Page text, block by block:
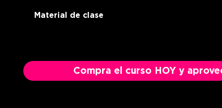
Material de clase
Compra el curso HOY y